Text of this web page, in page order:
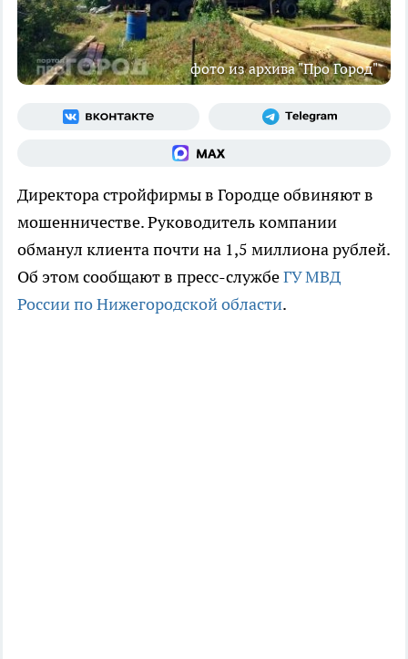
фото из архива "Про Город"
Директора стройфирмы в Городце обвиняют в
мошенничестве. Руководитель компании
обманул клиента почти на 1,5 миллиона рублей.
Об этом сообщают в пресс-службеГУ МВД
России по Нижегородской области.